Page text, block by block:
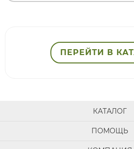
ПЕРЕЙТИ В
КАТАЛОГ
ПОМОЩЬ